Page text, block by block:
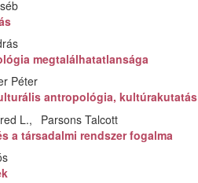
megtalálhatatlansága
Péter
antropológia, kultúrakutatás
L.
Parsons Talcott
a társadalmi rendszer fogalma